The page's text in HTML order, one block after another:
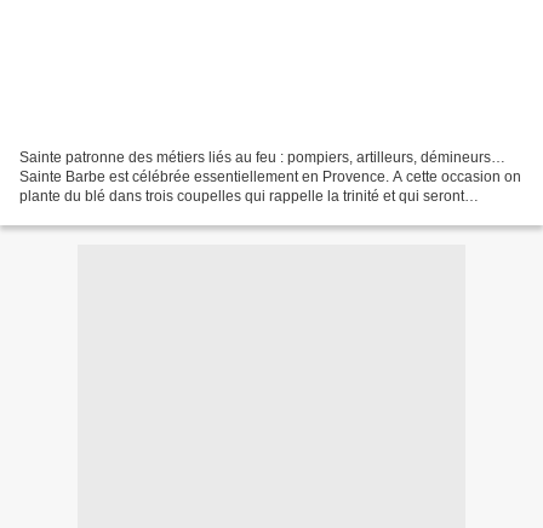
Sainte patronne des métiers liés au feu : pompiers, artilleurs, démineurs…
Sainte Barbe est célébrée essentiellement en Provence. A cette occasion on
plante du blé dans trois coupelles qui rappelle la trinité et qui seront